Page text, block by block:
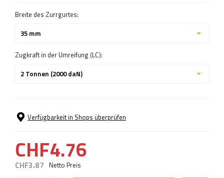
Breite des Zurrgurtes:
35 mm
Zugkraft in der Umreifung (LC):
2 Tonnen (2000 daN)
Verfügbarkeit in Shops überprüfen
CHF4.76
CHF3.87 Netto Preis